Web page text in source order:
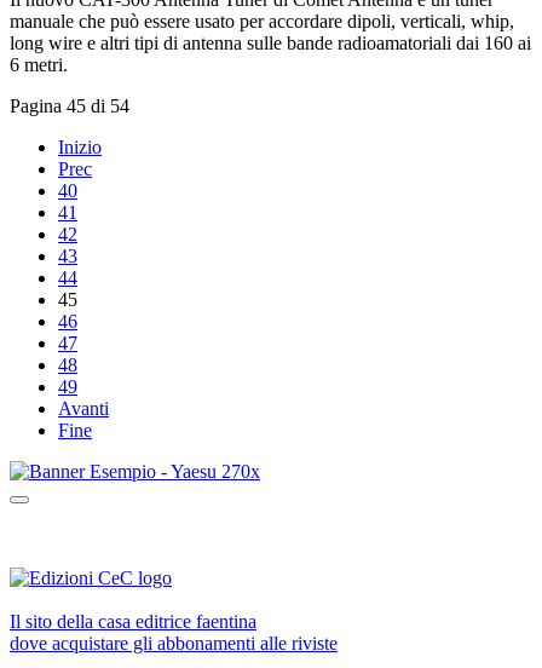
manuale che può essere usato per accordare dipoli, verticali, whip,
long wire e altri tipi di antenna sulle bande radioamatoriali dai 160 ai
6 metri.
Pagina 45 di 54
Inizio
Prec
40
41
42
43
44
45
46
47
48
49
Avanti
Fine
Il sito della casa editrice faentina
dove acquistare gli abbonamenti alle riviste